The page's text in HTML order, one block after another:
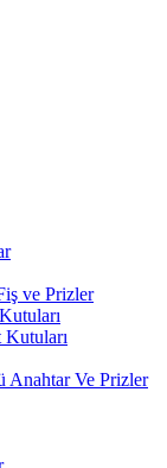
ve Prizler
Anahtar Ve Prizler